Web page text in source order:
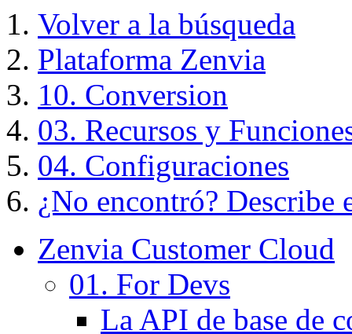
Volver a la búsqueda
Plataforma Zenvia
10. Conversion
03. Recursos y
04. Configuraciones
¿No encontró?
Zenvia Customer Cloud
01. For Devs
La API de base de